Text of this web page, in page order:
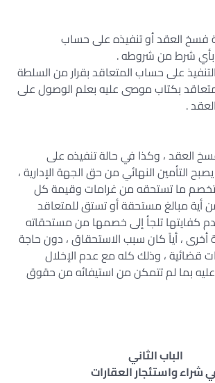
فسخ العقد أو تنفيذه على حساب
بأي شرط من شروطه .
على حساب المتعاقد بقرار من السلطة
بكتاب موصى عليه بعلم الوصول على
.
العقد ، وكذا في حالة تنفيذه على
التأمين النهائي من حق الجهة الإدارية ،
ما تستحقه من غرامات وقيمة كل
أية مبالغ مستحقة أو تستق للمتعاقد
كفايتها تلجأ إلى خصمها من مستحقاته
أخرى ، أياً كان سبب الاستحقاق ، دون حاجة
قضائية ، وذلك كله مع عدم الإخلال
بما لم تتمكن من استيفائه من حقوق
الباب الثاني
شراء واستئجار العقارات